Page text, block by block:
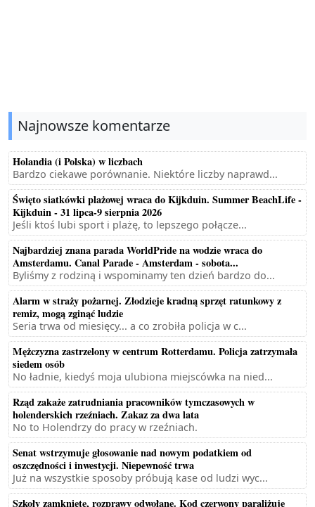
Najnowsze komentarze
Holandia (i Polska) w liczbach
Bardzo ciekawe porównanie. Niektóre liczby naprawd...
Święto siatkówki plażowej wraca do Kijkduin. Summer BeachLife -
Kijkduin - 31 lipca-9 sierpnia 2026
Jeśli ktoś lubi sport i plażę, to lepszego połącze...
Najbardziej znana parada WorldPride na wodzie wraca do
Amsterdamu. Canal Parade - Amsterdam - sobota...
Byliśmy z rodziną i wspominamy ten dzień bardzo do...
Alarm w straży pożarnej. Złodzieje kradną sprzęt ratunkowy z
remiz, mogą zginąć ludzie
Seria trwa od miesięcy... a co zrobiła policja w c...
Mężczyzna zastrzelony w centrum Rotterdamu. Policja zatrzymała
siedem osób
No ładnie, kiedyś moja ulubiona miejscówka na nied...
Rząd zakaże zatrudniania pracowników tymczasowych w
holenderskich rzeźniach. Zakaz za dwa lata
No to Holendrzy do pracy w rzeźniach.
Senat wstrzymuje głosowanie nad nowym podatkiem od
oszczędności i inwestycji. Niepewność trwa
Już na wszystkie sposoby próbują kase od ludzi wyc...
Szkoły zamknięte, rozprawy odwołane. Kod czerwony paraliżuje